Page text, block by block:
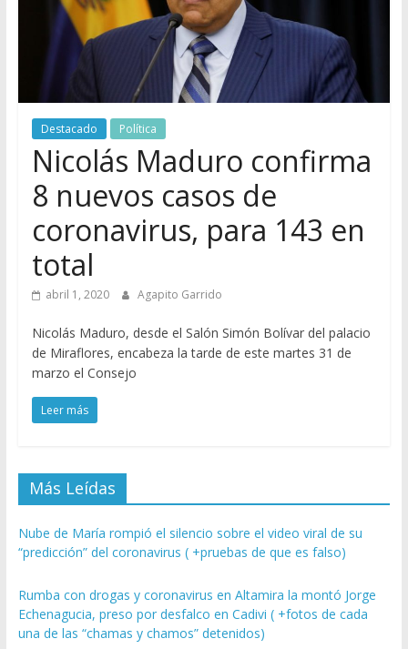
Destacado Política
Nicolás Maduro confirma
8 nuevos casos de
coronavirus, para 143 en
total
abril 1, 2020 Agapito Garrido
Nicolás Maduro, desde el Salón Simón Bolívar del palacio
de Miraflores, encabeza la tarde de este martes 31 de
marzo el Consejo
Leer más
Más Leídas
Nube de María rompió el silencio sobre el video viral de su
“predicción” del coronavirus ( +pruebas de que es falso)
Rumba con drogas y coronavirus en Altamira la montó Jorge
Echenagucia, preso por desfalco en Cadivi ( +fotos de cada
una de las “chamas y chamos” detenidos)